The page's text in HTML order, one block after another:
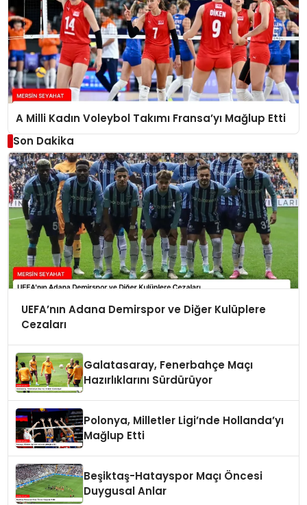
A Milli Kadın Voleybol Takımı Fransa’yı Mağlup Etti
Son Dakika
UEFA’nın Adana Demirspor ve Diğer Kulüplere
Cezaları
Galatasaray, Fenerbahçe Maçı
Hazırlıklarını Sürdürüyor
Polonya, Milletler Ligi’nde Hollanda’yı
Mağlup Etti
Beşiktaş-Hatayspor Maçı Öncesi
Duygusal Anlar